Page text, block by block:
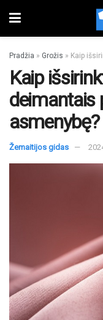
Pradžia » Grožis » Kaip
Kaip
deimantais
asmenybę?
Žemaitijos gidas